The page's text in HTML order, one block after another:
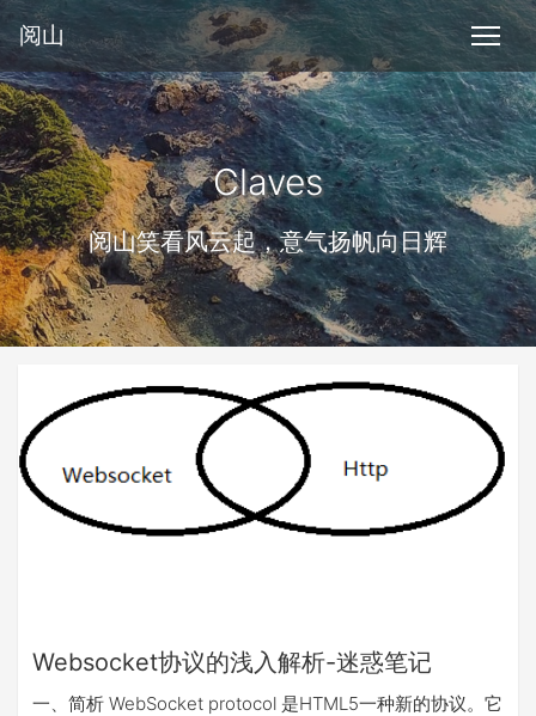
阅山
Claves
阅山笑看风云起，意气扬帆向日辉
Websocket协议的浅入解析-迷惑笔记
一、简析 WebSocket protocol 是HTML5一种新的协议。它